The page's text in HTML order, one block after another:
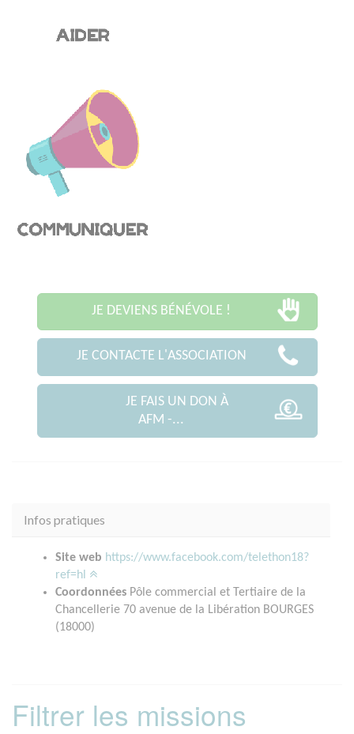
JE DEVIENS BÉNÉVOLE !
JE CONTACTE L'ASSOCIATION
JE FAIS UN DON À
AFM -...
Infos pratiques
Site web https://www.facebook.com/telethon18?
ref=hl
Coordonnées Pôle commercial et Tertiaire de la
Chancellerie 70 avenue de la Libération BOURGES
(18000)
Filtrer les missions